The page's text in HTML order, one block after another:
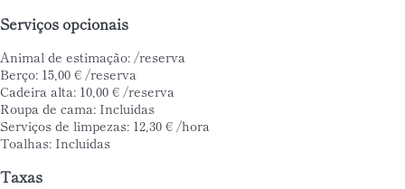
Serviços opcionais
Animal de estimação: /reserva
Berço: 15,00 € /reserva
Cadeira alta: 10,00 € /reserva
Roupa de cama: Incluídas
Serviços de limpezas: 12,30 € /hora
Toalhas: Incluídas
Taxas